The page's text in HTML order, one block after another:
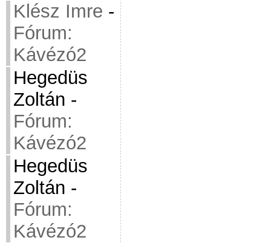
Klész Imre -
Fórum:
Kávézó2
Hegedüs
Zoltán -
Fórum:
Kávézó2
Hegedüs
Zoltán -
Fórum:
Kávézó2